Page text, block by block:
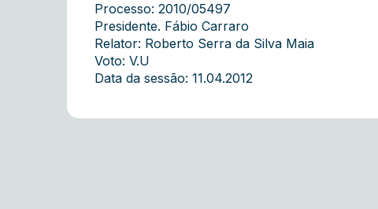
Processo: 2010/05497
Presidente. Fábio Carraro
Relator: Roberto Serra da Silva Maia
Voto: V.U
Data da sessão: 11.04.2012